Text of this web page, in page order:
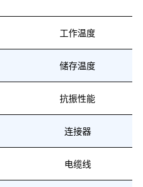
工作温度
储存温度
抗振性能
连接器
电缆线